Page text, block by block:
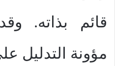
قائم بذاته.
مؤونة التدليل